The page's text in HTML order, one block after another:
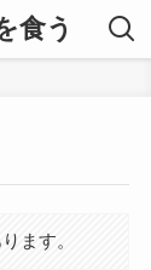
食う
ます。